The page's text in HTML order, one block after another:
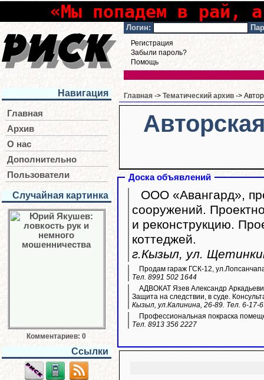
«Мы попадем в рай,
Логин:
Регистрация
Забыли пароль?
Помощь
Навигация
Главная
Архив
О нас
Дополнительно
Пользователи
Случайная картинка
Комментариев: 0
Ссылки
Главная -> Тематический архив ->
Доска объявлений
ООО «Авангард»,
сооружений.
и реконструкцию.
коттеджей.
г.Кызыл, ул.
Продам гараж ГСК-12,
Тел. 8991 502 1644
АДВОКАТ Язев Александр
Защита на следствии, в суде.
Кызыл, ул.Калинина, 26-89. Тел. 6-17-
Профессиональная покраска
Тел. 8913 356 2227